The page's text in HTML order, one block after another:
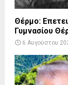
Θέρμο:
Γυμνασίου
6 Αυγούστου